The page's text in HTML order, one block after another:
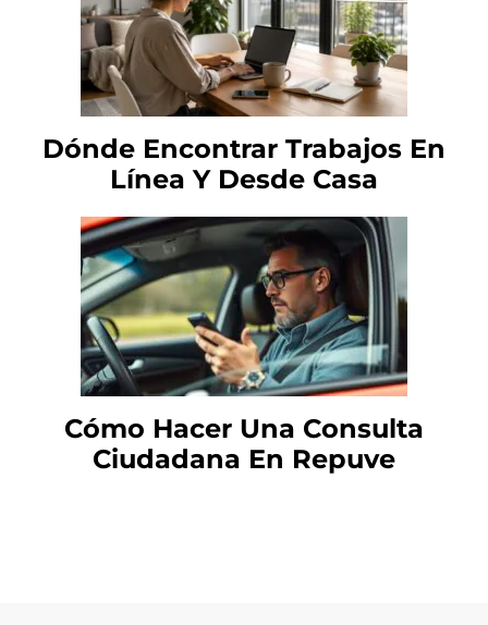
Dónde Encontrar Trabajos En
Línea Y Desde Casa
Cómo Hacer Una Consulta
Ciudadana En Repuve